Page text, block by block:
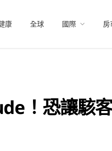
康 全球 國際 房
！恐讓駭